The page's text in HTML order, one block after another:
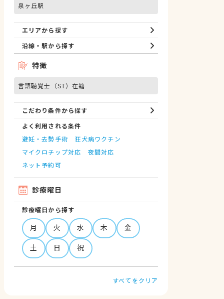
泉ヶ丘駅
エリアから探す
沿線・駅から探す
特徴
言語聴覚士（ST）在籍
こだわり条件から探す
よく利用される条件
避妊・去勢手術
狂犬病ワクチン
マイクロチップ対応
夜間対応
ネット予約可
診療曜日
診療曜日から探す
月 火 水 木
金
土
日 祝
すべてをクリア